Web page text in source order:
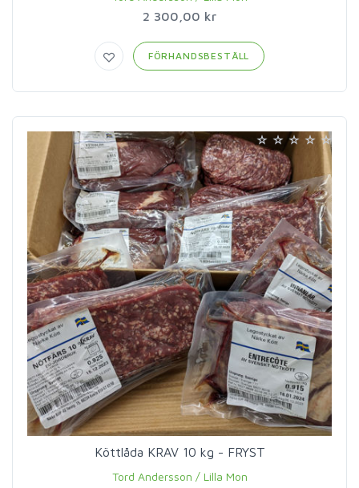
2 300,00 kr
FÖRHANDSBESTÄLL
Köttlåda KRAV 10 kg - FRYST
Tord Andersson / Lilla Mon